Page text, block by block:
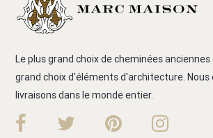
Le plus grand choix de cheminées anciennes
grand choix d'éléments d'architecture. Nous
livraisons dans le monde entier.